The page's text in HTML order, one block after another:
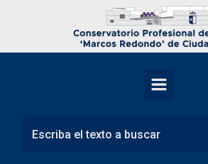
Saltar al contenido principal